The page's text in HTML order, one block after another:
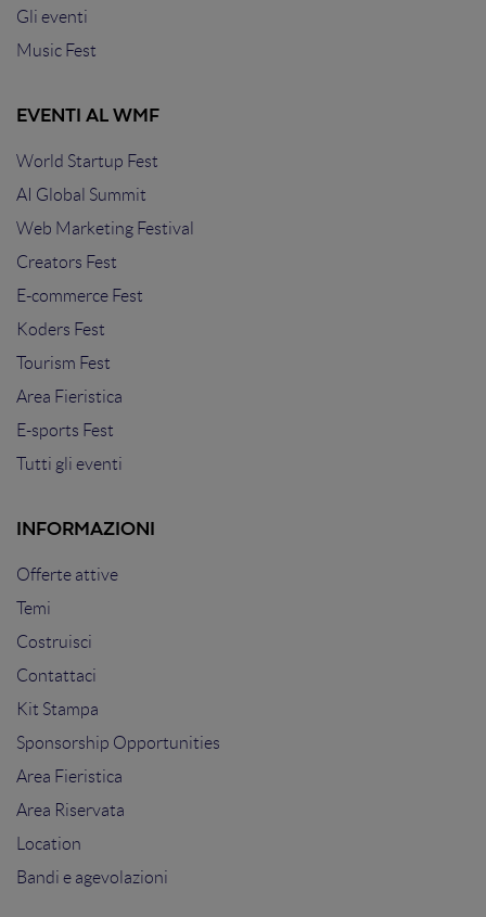
Gli eventi
Music Fest
EVENTI AL WMF
World Startup Fest
AI Global Summit
Web Marketing Festival
Creators Fest
E-commerce Fest
Koders Fest
Tourism Fest
Area Fieristica
E-sports Fest
Tutti gli eventi
INFORMAZIONI
Offerte attive
Temi
Costruisci
Contattaci
Kit Stampa
Sponsorship Opportunities
Area Fieristica
Area Riservata
Location
Bandi e agevolazioni